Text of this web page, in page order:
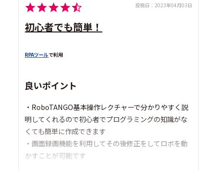
投稿日： 2023年04月03日
初心者でも簡単！
RPAツールで利用
良いポイント
・RoboTANGO基本操作レクチャーで分かりやすく説
明してくれるので初心者でプログラミングの知識がな
くても簡単に作成できます
・画面録画機能を利用してその後修正をしてロボを動
かすことが可能です